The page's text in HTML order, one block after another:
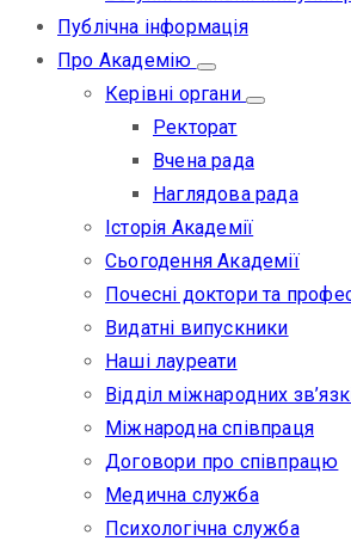
Публічна інформація
Про Академію
Керівні органи
Ректорат
Вчена рада
Наглядова рада
Історія Академії
Сьогодення Академії
Почесні доктори та
Видатні випускники
Наші лауреати
Відділ міжнародних
Міжнародна співпраця
Договори про співпрацю
Медична служба
Психологічна служба